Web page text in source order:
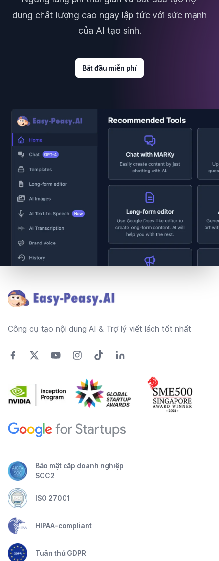
dung chất lượng cao ngay lập tức với sức mạnh
của AI tạo sinh.
Bắt đầu miễn phí
Công cụ tạo nội dung AI & Trợ lý viết lách tốt nhất
Bảo mật cấp doanh nghiệp
SOC2
ISO 27001
HIPAA-compliant
Tuân thủ GDPR